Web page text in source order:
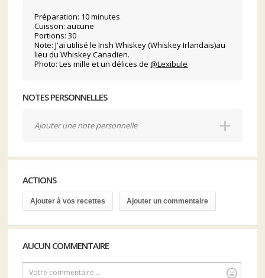
Préparation: 10 minutes
Cuisson: aucune
Portions: 30
Note: J'ai utilisé le Irish Whiskey (Whiskey Irlandais)au
lieu du Whiskey Canadien.
Photo: Les mille et un délices de@Lexibule
NOTES PERSONNELLES
Ajouter une note personnelle
ACTIONS
Ajouter à vos recettes Ajouter un commentaire
AUCUN COMMENTAIRE
Votre commentaire...